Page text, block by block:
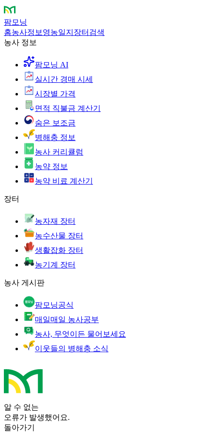
팜모닝
홈농사정보 영농일지 장터 검색
농사 정보
팜모닝 AI
실시간 경매 시세
시장별 가격
면적 직불금 계산기
숨은 보조금
병해충 정보
농사 커리큘럼
농약 정보
농약 비료 계산기
장터
농자재 장터
농수산물 장터
생활잡화 장터
농기계 장터
농사 게시판
팜모닝공식
매일매일 농사공부
농사, 무엇이든 물어보세요
이웃들의 병해충 소식
알 수 없는
오류가 발생했어요.
돌아가기